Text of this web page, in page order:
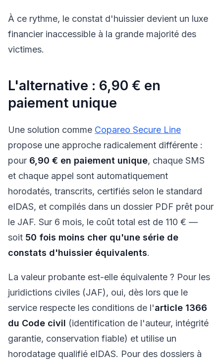
À ce rythme, le constat d'huissier devient un luxe
financier inaccessible à la grande majorité des
victimes.
L'alternative : 6,90 € en
paiement unique
Une solution comme Copareo Secure Line
propose une approche radicalement différente :
pour 6,90 € en paiement unique, chaque SMS
et chaque appel sont automatiquement
horodatés, transcrits, certifiés selon le standard
eIDAS, et compilés dans un dossier PDF prêt pour
le JAF. Sur 6 mois, le coût total est de 110 € —
soit 50 fois moins cher qu'une série de
constats d'huissier équivalents.
La valeur probante est-elle équivalente ? Pour les
juridictions civiles (JAF), oui, dès lors que le
service respecte les conditions de l'article 1366
du Code civil (identification de l'auteur, intégrité
garantie, conservation fiable) et utilise un
horodatage qualifié eIDAS. Pour des dossiers à